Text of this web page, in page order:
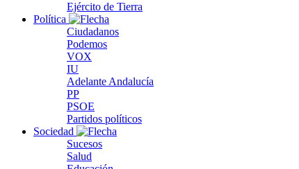
Ejército de Tierra
Política
Ciudadanos
Podemos
VOX
IU
Adelante Andalucía
PP
PSOE
Partidos políticos
Sociedad
Sucesos
Salud